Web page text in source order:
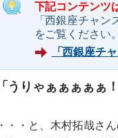
下記コンテンツ
「西銀座チャン
をご覧ください。
「西銀座チ
「うりゃぁぁぁぁぁ
・・・と、木村拓哉さ